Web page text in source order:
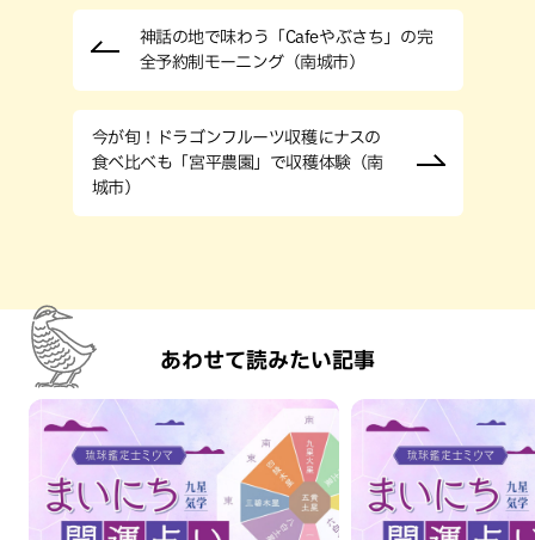
神話の地で味わう「Cafeやぶさち」の完
全予約制モーニング（南城市）
今が旬！ドラゴンフルーツ収穫にナスの
食べ比べも「宮平農園」で収穫体験（南
城市）
あわせて読みたい記事